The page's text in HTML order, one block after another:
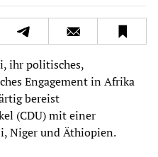
ihr politisches,
Engagement in Afrika
bereist
(CDU) mit einer
Niger und Äthiopien.